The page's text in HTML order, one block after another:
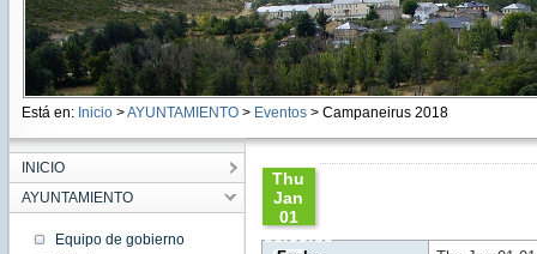
Está en: Inicio >AYUNTAMIENTO> Eventos> Campaneirus 2018
INICIO
AYUNTAMIENTO
Equipo de gobierno
Thu
Jan
01
01:00:00